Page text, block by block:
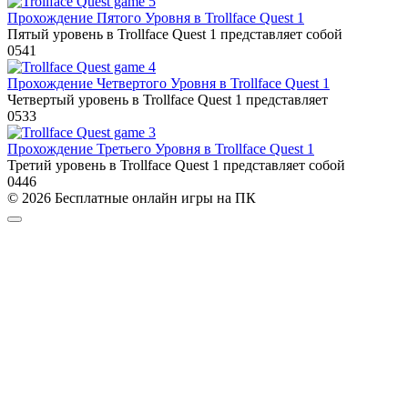
Прохождение Пятого Уровня в Trollface Quest 1
Пятый уровень в Trollface Quest 1 представляет собой
0541
Прохождение Четвертого Уровня в Trollface Quest 1
Четвертый уровень в Trollface Quest 1 представляет
0533
Прохождение Третьего Уровня в Trollface Quest 1
Третий уровень в Trollface Quest 1 представляет собой
0446
© 2026 Бесплатные онлайн игры на ПК